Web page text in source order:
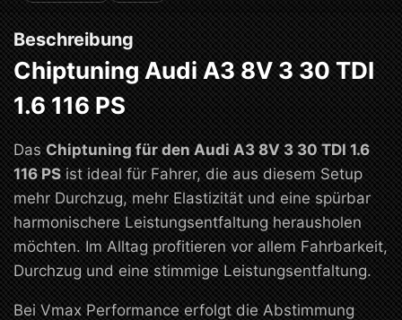
Beschreibung
Chiptuning Audi A3 8V 3 30 TDI
1.6 116 PS
Das Chiptuning für den Audi A3 8V 3 30 TDI 1.6
116 PS ist ideal für Fahrer, die aus diesem Setup
mehr Durchzug, mehr Elastizität und eine spürbar
harmonischere Leistungsentfaltung herausholen
möchten. Im Alltag profitieren vor allem Fahrbarkeit,
Durchzug und eine stimmige Leistungsentfaltung.
Bei Vmax Performance erfolgt die Abstimmung